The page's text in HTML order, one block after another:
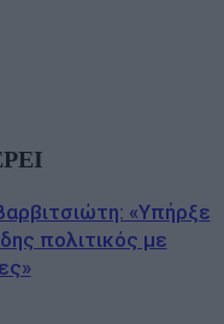
«Υπήρξε
πολιτικός με